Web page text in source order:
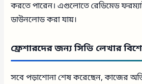
করতে পারেন। এগুলোতে রেডিমেড
ডাউনলোড করা যায়।
ফ্রেশারদের জন্য সিভি লেখার
সবে পড়াশোনা শেষ করেছেন, কাজের